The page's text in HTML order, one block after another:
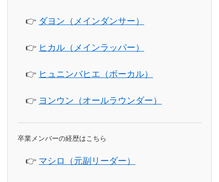
👉 ダヨン（メインダンサー）
👉 ヒカル（メインラッパー）
👉 ヒュニンバヒエ（ボーカル）
👉 ヨンウン（オールラウンダー）
卒業メンバーの経歴はこちら
👉 マシロ（元副リーダー）